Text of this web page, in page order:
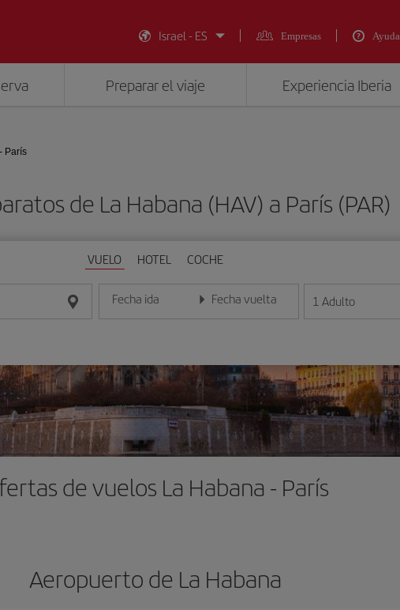
Israel - ES
Empresas Ayuda
Preparar el viaje Experiencia Iberia
París
de La Habana (HAV) a París (PAR)
VUELO HOTEL COCHE
Fecha ida
Introduce la fecha en formato día/mes/año
Fecha vuelta
Introduce la fecha en formato día/mes/año
1 Adulto
de vuelos La Habana - París
Aeropuerto de La Habana